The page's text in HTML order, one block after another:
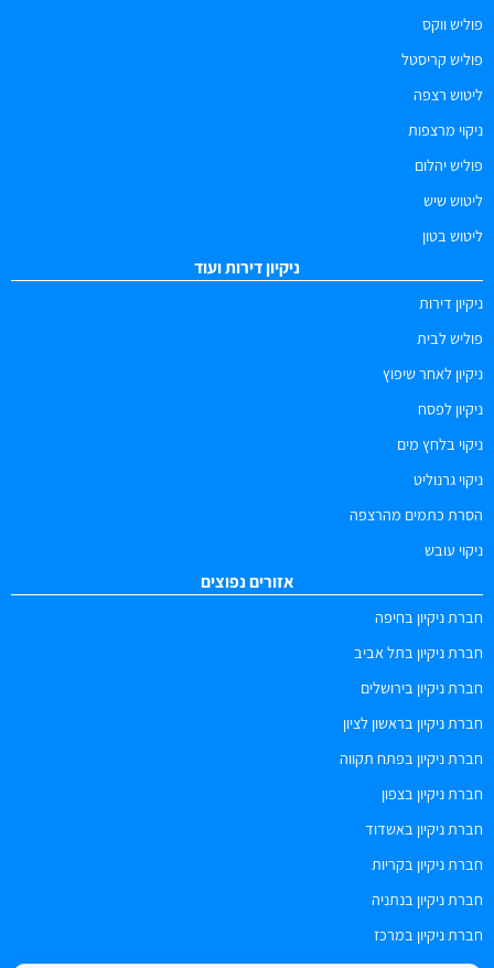
פוליש ווקס
פוליש קריסטל
ליטוש רצפה
ניקוי מרצפות
פוליש יהלום
ליטוש שיש
ליטוש בטון
ניקיון דירות ועוד
ניקיון דירות
פוליש לבית
ניקיון לאחר שיפוץ
ניקיון לפסח
ניקוי בלחץ מים
ניקוי גרנוליט
הסרת כתמים מהרצפה
ניקוי עובש
אזורים נפוצים
חברת ניקיון בחיפה
חברת ניקיון בתל אביב
חברת ניקיון בירושלים
חברת ניקיון בראשון לציון
חברת ניקיון בפתח תקווה
חברת ניקיון בצפון
חברת ניקיון באשדוד
חברת ניקיון בקריות
חברת ניקיון בנתניה
חברת ניקיון במרכז